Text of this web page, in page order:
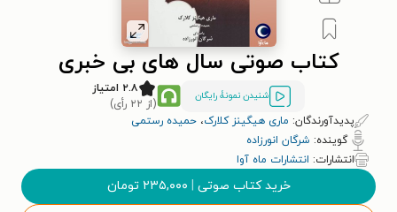
کتاب صوتی سال‌ های بی‌ خبری
شنیدن نمونۀ رایگان
۲.۸ امتیاز
(از ۲۲ رأی)
پدیدآورندگان: ماری هیگینز کلارک، حمیده رستمی
گوینده: شرگان انورزاده
انتشارات: انتشارات ماه آوا
خرید کتاب صوتی | ۲۳۵,۰۰۰ تومان